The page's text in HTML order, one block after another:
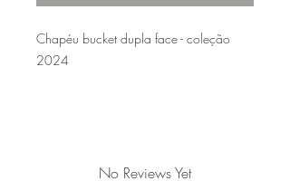
Chapéu bucket dupla face - coleção
2024
- Cuidados: Lavagem à mão e secagem
No Reviews Yet